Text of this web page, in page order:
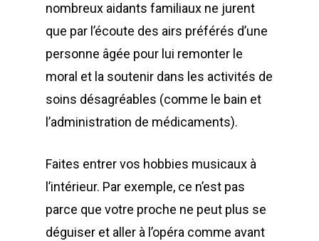
nombreux aidants familiaux ne jurent
que par l’écoute des airs préférés d’une
personne âgée pour lui remonter le
moral et la soutenir dans les activités de
soins désagréables (comme le bain et
l’administration de médicaments).
Faites entrer vos hobbies musicaux à
l’intérieur. Par exemple, ce n’est pas
parce que votre proche ne peut plus se
déguiser et aller à l’opéra comme avant